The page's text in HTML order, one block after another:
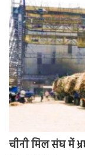
चीनी मिल संघ में